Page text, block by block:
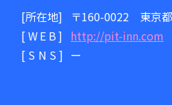
[所在地]
〒160-0022 東京
[WEB] http://pit-inn.com
[SNS] ー